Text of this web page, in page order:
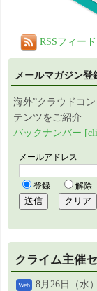
RSSフィー
メールマガジン登
海外”クラウドコ
テンツをご紹介
バックナンバー
クライム主催
Web 8月26日（水）